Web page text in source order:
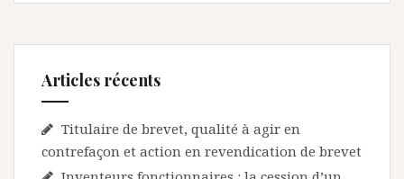
Articles récents
Titulaire de brevet, qualité à agir en
contrefaçon et action en revendication de brevet